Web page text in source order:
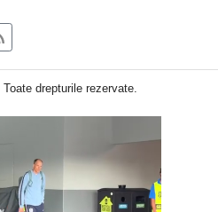
drepturile rezervate.